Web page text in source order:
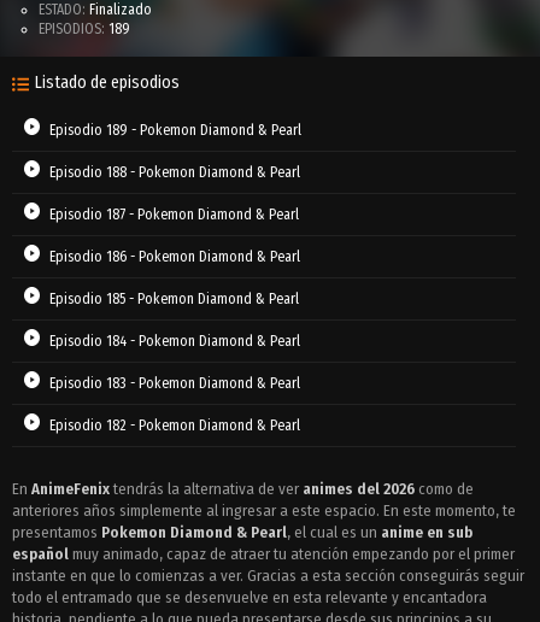
ESTADO: Finalizado
EPISODIOS: 189
Listado de episodios
Episodio 189 - Pokemon Diamond & Pearl
Episodio 188 - Pokemon Diamond & Pearl
Episodio 187 - Pokemon Diamond & Pearl
Episodio 186 - Pokemon Diamond & Pearl
Episodio 185 - Pokemon Diamond & Pearl
Episodio 184 - Pokemon Diamond & Pearl
Episodio 183 - Pokemon Diamond & Pearl
Episodio 182 - Pokemon Diamond & Pearl
Episodio 180 - Pokemon Diamond & Pearl
Episodio 179 - Pokemon Diamond & Pearl
Episodio 178 - Pokemon Diamond & Pearl
En AnimeFenix tendrás la alternativa de ver animes del 2026 como de
anteriores años simplemente al ingresar a este espacio. En este momento, te
presentamos Pokemon Diamond & Pearl, el cual es un anime en sub
español muy animado, capaz de atraer tu atención empezando por el primer
instante en que lo comienzas a ver. Gracias a esta sección conseguirás seguir
todo el entramado que se desenvuelve en esta relevante y encantadora